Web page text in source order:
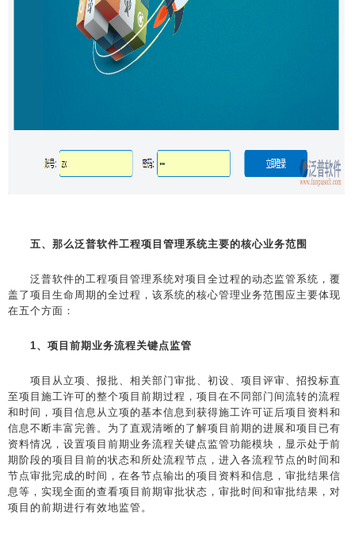
五、那么泛普软件工程项目管理系统主要的核心业务范围
泛普软件的工程项目管理系统对项目全过程的动态监管系统，覆
盖了项目生命周期的全过程，该系统的核心管理业务范围应主要体现
在五个方面：
1、项目前期业务流程关键点监管
项目从立项、报批、相关部门审批、初设、项目评审、招投标直
至项目施工许可的整个项目前期过程，项目在不同部门间流转的流程
和时间，项目信息从立项的基本信息到获得施工许可证后项目资料和
信息不断丰富完善。为了直观清晰的了解项目前期的进展和项目已有
资料情况，设置项目前期业务流程关键点监管功能模块，显示处于前
期阶段的项目目前的状态和所处流程节点，进入各流程节点的时间和
节点审批完成的时间，在各节点输出的项目资料和信息，审批结果信
息等，实现全面的查看项目前期审批状态，审批时间和审批结果，对
项目的前期进行有效地监管。